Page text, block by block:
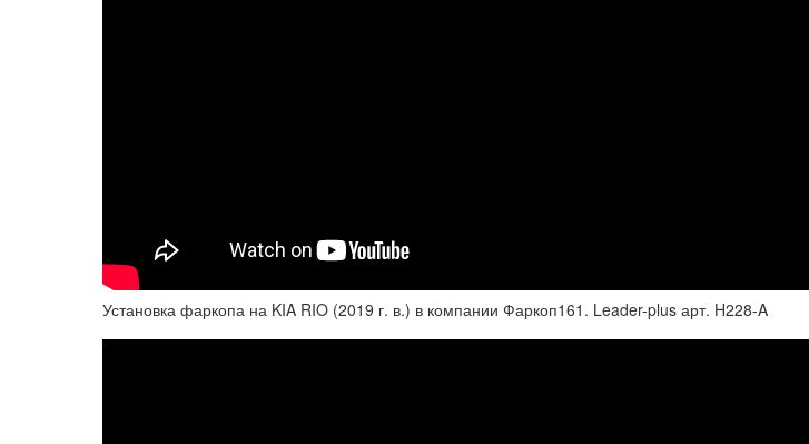
Установка фаркопа на KIA RIO (2019 г. в.) в компании Фаркоп161. Leader-plus арт. H228-A